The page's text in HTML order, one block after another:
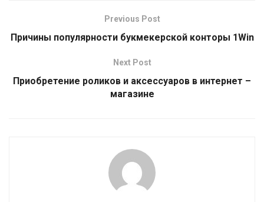
Previous Post
Причины популярности букмекерской конторы 1Win
Next Post
Приобретение роликов и аксессуаров в интернет –
магазине